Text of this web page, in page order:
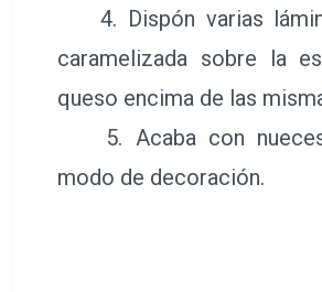
4. Dispón varias
caramelizada sobre la
queso encima de las
5. Acaba con
modo de decoración.